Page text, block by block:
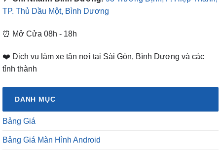
TP. Thủ Dầu Một, Bình Dương
⏰ Mở Cửa 08h - 18h
❤️ Dịch vụ làm xe tận nơi tại Sài Gòn, Bình Dương và các
tỉnh thành
DANH MỤC
Bảng Giá
Bảng Giá Màn Hình Android